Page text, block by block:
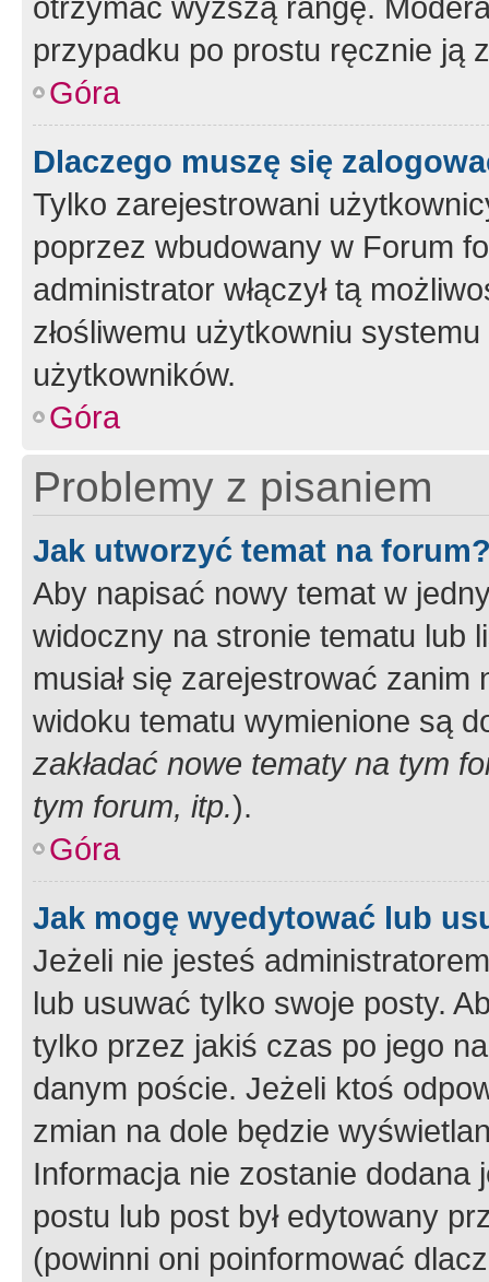
przypadku po prostu ręcznie ją
Góra
Dlaczego muszę się
Tylko zarejestrowani
poprzez wbudowany w Forum
administrator włączył tą
złośliwemu użytkowniu
użytkowników.
Góra
Problemy z pisaniem
Jak utworzyć temat na
Aby napisać nowy temat w
widoczny na stronie tematu lub
musiał się zarejestrować
widoku tematu wymienione są
zakładać nowe tematy na tym
tym forum, itp.).
Góra
Jak mogę wyedytować lub
Jeżeli nie jesteś
lub usuwać tylko swoje posty.
tylko przez jakiś czas po jego
danym poście. Jeżeli ktoś
zmian na dole będzie
Informacja nie zostanie dodana
postu lub post był edytowany
(powinni oni poinformować